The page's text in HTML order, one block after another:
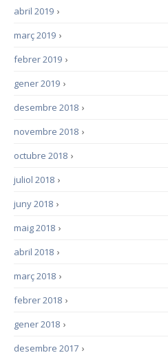
›
abril 2019
›
març 2019
›
febrer 2019
›
gener 2019
›
desembre 2018
›
novembre 2018
›
octubre 2018
›
juliol 2018
›
juny 2018
›
maig 2018
›
abril 2018
›
març 2018
›
febrer 2018
›
gener 2018
›
desembre 2017